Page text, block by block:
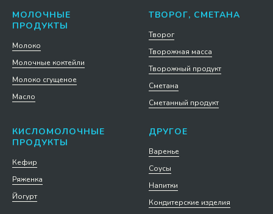
МОЛОЧНЫЕ
ПРОДУКТЫ
Молоко
Молочные коктейли
Молоко сгущеное
Масло
ТВОРОГ, СМЕТАНА
Творог
Творожная масса
Творожный продукт
Сметана
Сметанный продукт
КИСЛОМОЛОЧНЫЕ
ПРОДУКТЫ
Кефир
Ряженка
Йогурт
ДРУГОЕ
Варенье
Соусы
Напитки
Кондитерские изделия